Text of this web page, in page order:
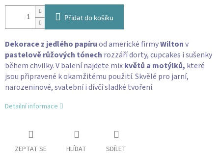
Přidat do košíku
Dekorace z jedlého papíruod americké firmyWiltonv
pastelově růžových tónech rozzáří dorty, cupcakes i sušenky
během chvilky. V balení najdete mixkvětů a motýlků, které
jsou připravené k okamžitému použití. Skvělé pro jarní,
narozeninové, svatební i dívčí sladké tvoření.
Detailní informace
ZEPTAT SE HLÍDAT SDÍLET